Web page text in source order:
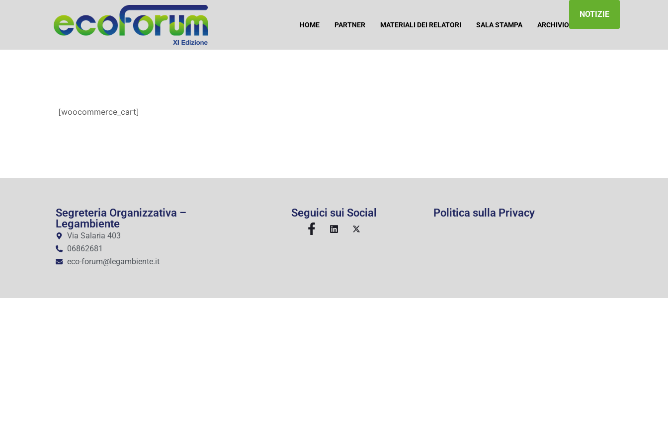
HOME PARTNER MATERIALI DEI RELATORI SALA STAMPA ARCHIVIO
NOTIZIE
[woocommerce_cart]
Segreteria Organizzativa –
Legambiente
Via Salaria 403
06862681
eco-forum@legambiente.it
Seguici sui Social Politica sulla Privacy